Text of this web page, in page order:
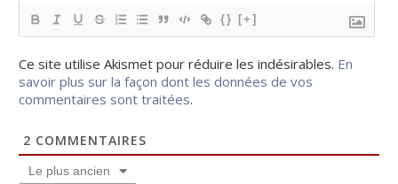
{} [+]
Ce site utilise Akismet pour réduire les indésirables. En
savoir plus sur la façon dont les données de vos
commentaires sont traitées.
2 COMMENTAIRES
Le plus ancien